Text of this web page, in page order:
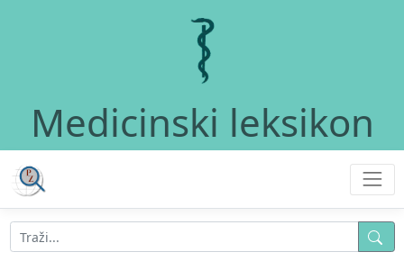
Medicinski leksikon